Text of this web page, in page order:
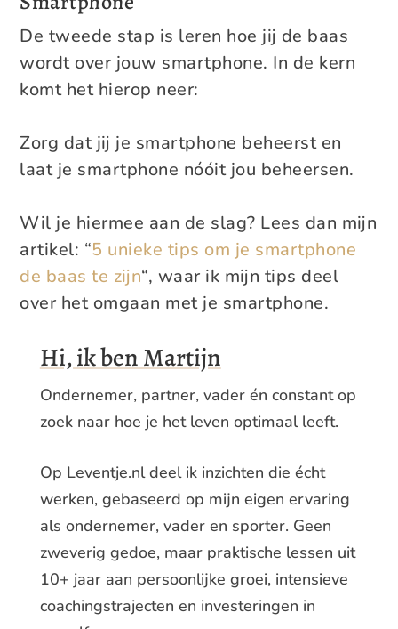
De tweede stap is leren hoe jij de baas
wordt over jouw smartphone. In de kern
komt het hierop neer:
Zorg dat jij je smartphone beheerst en
laat je smartphone nóóit jou beheersen.
Wil je hiermee aan de slag? Lees dan mijn
artikel: “5 unieke tips om je smartphone
de baas te zijn“, waar ik mijn tips deel
over het omgaan met je smartphone.
Hi, ik ben Martijn
Ondernemer, partner, vader én constant op
zoek naar hoe je het leven optimaal leeft.
Op Leventje.nl deel ik inzichten die écht
werken, gebaseerd op mijn eigen ervaring
als ondernemer, vader en sporter. Geen
zweverig gedoe, maar praktische lessen uit
10+ jaar aan persoonlijke groei, intensieve
coachingstrajecten en investeringen in